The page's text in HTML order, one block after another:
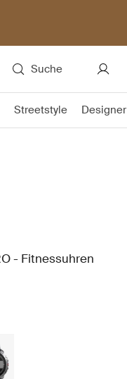
Suche
Streetstyle Designer
- Fitnessuhren